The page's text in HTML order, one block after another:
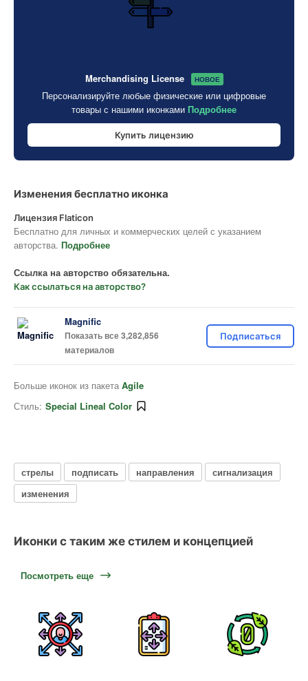
Merchandising License НОВОЕ
Персонализируйте любые физические или цифровые
товары с нашими иконками Подробнее
Купить лицензию
Изменения бесплатно иконка
Лицензия Flaticon
Бесплатно для личных и коммерческих целей с указанием
авторства. Подробнее
Ссылка на авторство обязательна.
Как ссылаться на авторство?
Magnific
Показать все 3,282,856
материалов
Подписаться
Больше иконок из пакета Agile
Стиль: Special Lineal Color
стрелы подписать направления
сигнализация
изменения
Иконки с таким же стилем и концепцией
Посмотреть еще